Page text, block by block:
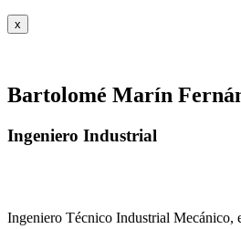
x
Bartolomé Marín
Ingeniero Industrial
Ingeniero Técnico Industrial Mecánico,